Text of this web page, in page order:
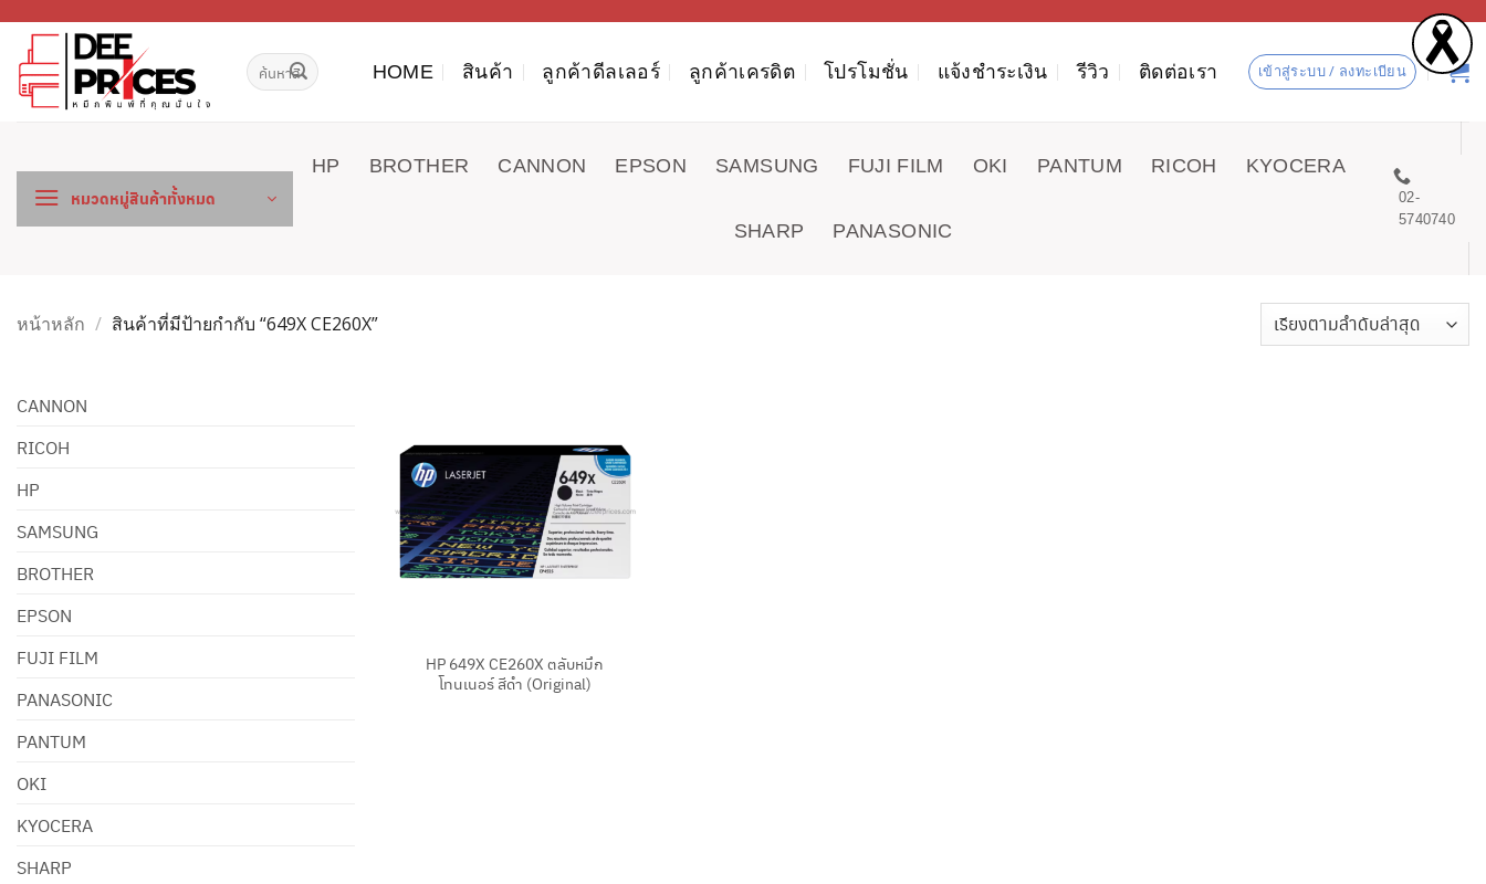
เนื้อหา
ค้นหา: HOME สินค้า ลูกค้าดีลเลอร์ ลูกค้าเครดิต โปรโมชั่น แจ้งชำระเงิน รีวิว ติดต่อเรา เข้าสู่ระบบ / ลงทะเบียน
หมวดหมู่สินค้าทั้งหมด
HP BROTHER CANNON EPSON SAMSUNG FUJI FILM OKI PANTUM RICOH KYOCERA
SHARP PANASONIC
02-
5740740
หน้าหลัก / สินค้าที่มีป้ายกำกับ “649X CE260X”
CANNON
RICOH
HP
SAMSUNG
BROTHER
EPSON
FUJI FILM
PANASONIC
PANTUM
OKI
KYOCERA
SHARP
HP 649X CE260X ตลับหมึก
โทนเนอร์ สีดำ (Original)